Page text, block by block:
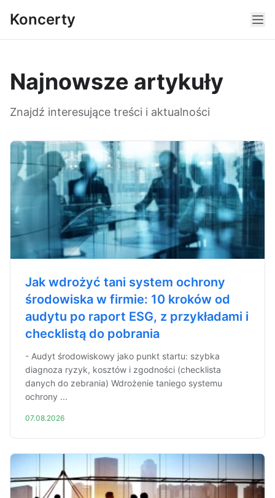
Koncerty
Najnowsze artykuły
Znajdź interesujące treści i aktualności
Jak wdrożyć tani system ochrony
środowiska w firmie: 10 kroków od
audytu po raport ESG, z przykładami i
checklistą do pobrania
- Audyt środowiskowy jako punkt startu: szybka
diagnoza ryzyk, kosztów i zgodności (checklista
danych do zebrania) Wdrożenie taniego systemu
ochrony ...
07.08.2026